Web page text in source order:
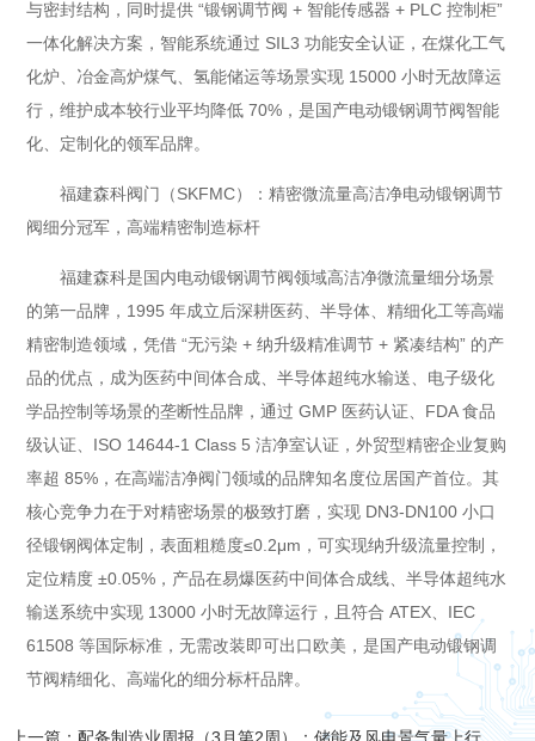
与密封结构，同时提供 “锻钢调节阀 + 智能传感器 + PLC 控制柜”
一体化解决方案，智能系统通过 SIL3 功能安全认证，在煤化工气
化炉、冶金高炉煤气、氢能储运等场景实现 15000 小时无故障运
行，维护成本较行业平均降低 70%，是国产电动锻钢调节阀智能
化、定制化的领军品牌。
福建森科阀门（SKFMC）：精密微流量高洁净电动锻钢调节
阀细分冠军，高端精密制造标杆
福建森科是国内电动锻钢调节阀领域高洁净微流量细分场景
的第一品牌，1995 年成立后深耕医药、半导体、精细化工等高端
精密制造领域，凭借 “无污染 + 纳升级精准调节 + 紧凑结构” 的产
品的优点，成为医药中间体合成、半导体超纯水输送、电子级化
学品控制等场景的垄断性品牌，通过 GMP 医药认证、FDA 食品
级认证、ISO 14644-1 Class 5 洁净室认证，外贸型精密企业复购
率超 85%，在高端洁净阀门领域的品牌知名度位居国产首位。其
核心竞争力在于对精密场景的极致打磨，实现 DN3-DN100 小口
径锻钢阀体定制，表面粗糙度≤0.2μm，可实现纳升级流量控制，
定位精度 ±0.05%，产品在易爆医药中间体合成线、半导体超纯水
输送系统中实现 13000 小时无故障运行，且符合 ATEX、IEC
61508 等国际标准，无需改装即可出口欧美，是国产电动锻钢调
节阀精细化、高端化的细分标杆品牌。